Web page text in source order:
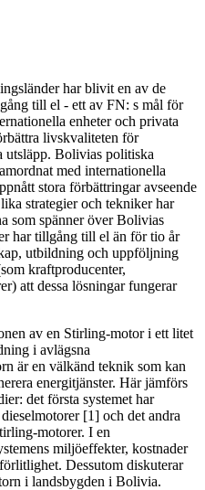
har blivit en av de
till el - ett av FN: s mål för
enheter och privata
livskvaliteten för
utsläpp. Bolivias politiska
med internationella
stora förbättringar avseende
strategier och tekniker har
som spänner över Bolivias
har tillgång till el än för tio år
utbildning och uppföljning
kraftproducenter,
att dessa lösningar fungerar
av en Stirling-motor i ett litet
i avlägsna
är en välkänd teknik som kan
energitjänster. Här jämförs
det första systemet har
[1] och det andra
motorer. I en
miljöeffekter, kostnader
Dessutom diskuterar
i landsbygden i Bolivia.